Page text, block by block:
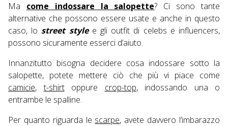
Ma come indossare la salopette? Ci sono tante
alternative che possono essere usate e anche in questo
caso, lo street stylee gli outfit di celebs e influencers,
possono sicuramente esserci d’aiuto.
Innanzitutto bisogna decidere cosa indossare sotto la
salopette, potete mettere ciò che più vi piace come
camicie,t-shirtoppure crop-top, indossando una o
entrambe le spalline.
Per quanto riguarda le scarpe, avete davvero l’imbarazzo